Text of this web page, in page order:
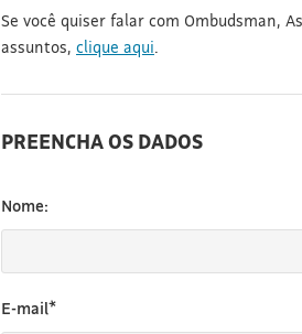
Se você quiser falar com Ombudsman,
assuntos, clique aqui.
PREENCHA OS DADOS
Nome:
E-mail*